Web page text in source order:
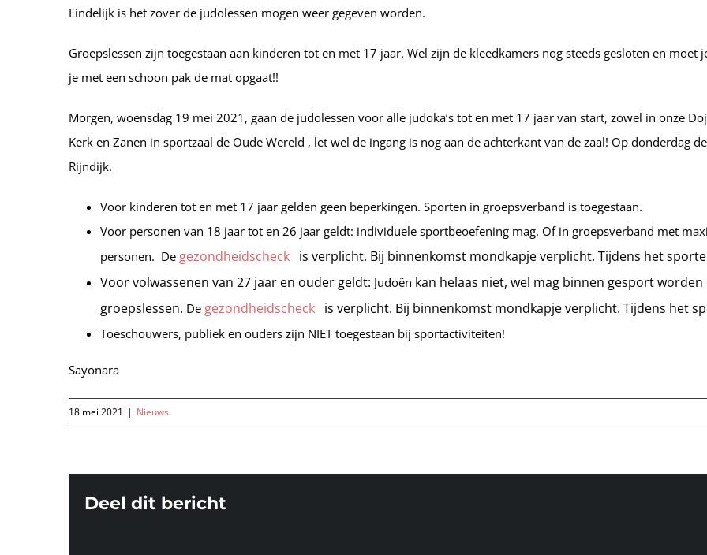
Eindelijk is het zover de judolessen mogen weer gegeven worden.
Groepslessen zijn toegestaan aan kinderen tot en met 17 jaar. Wel zijn de kleedkamers nog steeds gesloten en
je met een schoon pak de mat opgaat!!
Morgen, woensdag 19 mei 2021, gaan de judolessen voor alle judoka’s tot en met 17 jaar van start, zowel in onze
Kerk en Zanen in sportzaal de Oude Wereld , let wel de ingang is nog aan de achterkant van de zaal! Op donderdag
Rijndijk.
Voor kinderen tot en met 17 jaar gelden geen beperkingen. Sporten in groepsverband is toegestaan.
Voor personen van 18 jaar tot en 26 jaar geldt: individuele sportbeoefening mag. Of in groepsverband met
personen. De gezondheidscheck is verplicht. Bij binnenkomst mondkapje verplicht. Tijdens het
Voor volwassenen van 27 jaar en ouder geldt: Judoën kan helaas niet, wel mag binnen gesport
groepslessen. De gezondheidscheck is verplicht. Bij binnenkomst mondkapje verplicht. Tijdens het
Toeschouwers, publiek en ouders zijn NIET toegestaan bij sportactiviteiten!
Sayonara
18 mei 2021 | Nieuws
Deel dit bericht